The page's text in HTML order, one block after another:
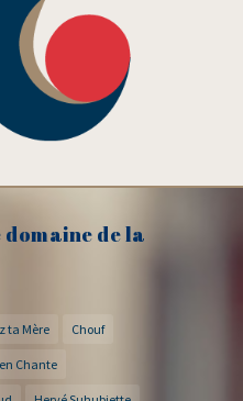
de la
ta Mère Chouf
Chante